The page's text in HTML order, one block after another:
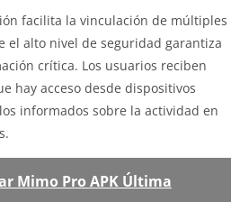
facilita la vinculación de múltiples
el alto nivel de seguridad garantiza
crítica. Los usuarios reciben
hay acceso desde dispositivos
informados sobre la actividad en
Mimo Pro APK Última